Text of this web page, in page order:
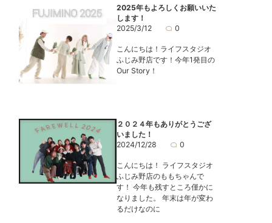
2025年もよろしくお願いいた
します！
2025/3/12
0
こんにちは！ライフスタジオ
ふじみ野店です！今年1発目の
Our Story！
２０２４年もありがとうござ
いました！
2024/12/28
0
こんにちは！ ライフスタジオ
ふじみ野店のももちゃんで
す！ 今年も残すところ僅かに
なりました。 年末は年が変わ
るだけなのに